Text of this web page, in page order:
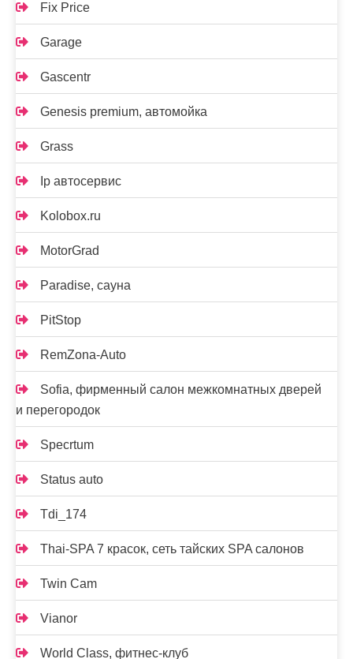
Fix Price
Garage
Gascentr
Genesis premium, автомойка
Grass
Ip автосервис
Kolobox.ru
MotorGrad
Paradise, сауна
PitStop
RemZona-Auto
Sofia, фирменный салон межкомнатных дверей
и перегородок
Specrtum
Status auto
Tdi_174
Thai-SPA 7 красок, сеть тайских SPA салонов
Twin Cam
Vianor
World Class, фитнес-клуб